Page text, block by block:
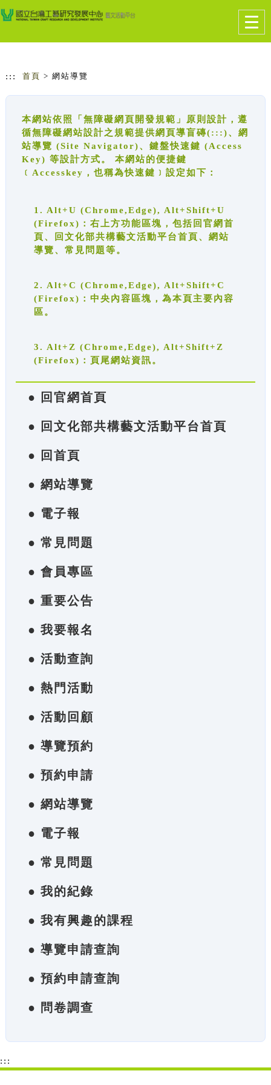
跳到主要內容
網站導覽
::: 首頁 > 網站導覽
本網站依照「無障礙網頁開發規範」原則設計，遵
循無障礙網站設計之規範提供網頁導盲磚(:::)、網
站導覽 (Site Navigator)、鍵盤快速鍵 (Access
Key) 等設計方式。 本網站的便捷鍵
﹝Accesskey，也稱為快速鍵﹞設定如下：
1. Alt+U (Chrome,Edge), Alt+Shift+U
(Firefox)：右上方功能區塊，包括回官網首
頁、回文化部共構藝文活動平台首頁、網站
導覽、常見問題等。
2. Alt+C (Chrome,Edge), Alt+Shift+C
(Firefox)：中央內容區塊，為本頁主要內容
區。
3. Alt+Z (Chrome,Edge), Alt+Shift+Z
(Firefox)：頁尾網站資訊。
● 回官網首頁
● 回文化部共構藝文活動平台首頁
● 回首頁
● 網站導覽
● 電子報
● 常見問題
● 會員專區
● 重要公告
● 我要報名
● 活動查詢
● 熱門活動
● 活動回顧
● 導覽預約
● 預約申請
● 網站導覽
● 電子報
● 常見問題
● 我的紀錄
● 我有興趣的課程
● 導覽申請查詢
● 預約申請查詢
● 問卷調查
:::